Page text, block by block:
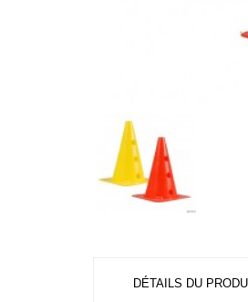
DÉTAILS DU